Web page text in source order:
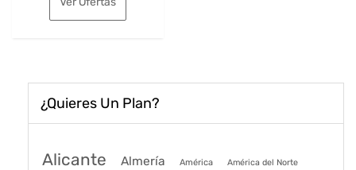
era:
es:
¿Quieres Un Plan?
Alicante Almería América América del Norte